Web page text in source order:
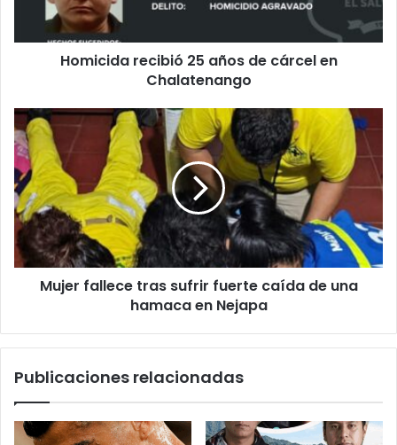
Chalatenango
Homicida recibió 25 años de cárcel en
Chalatenango
Mujer
fallece
tras
sufrir
fuerte
caída
de
una
hamaca
Mujer fallece tras sufrir fuerte caída de una
hamaca en Nejapa
Publicaciones relacionadas